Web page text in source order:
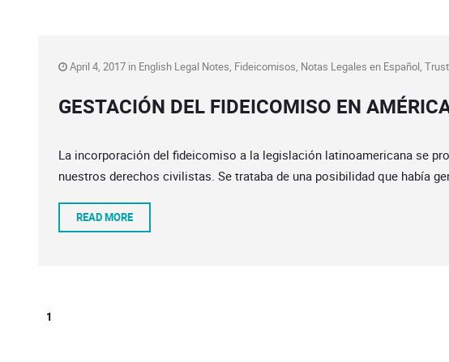
April 4, 2017 in English Legal Notes, Fideicomisos, Notas Legales en Español,
GESTACIÓN DEL FIDEICOMISO EN
La incorporación del fideicomiso a la legislación latinoamericana se
nuestros derechos civilistas. Se trataba de una posibilidad que había
READ MORE
1